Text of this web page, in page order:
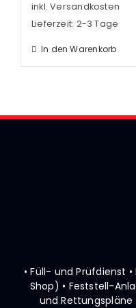
inkl. Versandkosten
Lieferzeit: 2-3 Tage
In den Warenkorb
• Füll- und Prüfdienst
Shop) • Feststell-
und Rettungspläne